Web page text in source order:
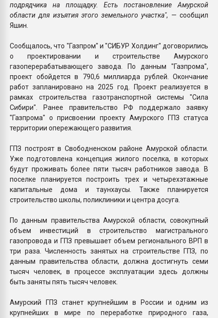
подрядчика на площадку. Есть постановление Амурской
области для изъятия этого земельного участка", — сообщил
Яшин.
Сообщалось, что "Газпром" и "СИБУР Холдинг" договорились
о проектировании и строительстве Амурского
газоперерабатывающего завода. По данным "Газпрома",
проект обойдется в 790,6 миллиарда рублей. Окончание
работ запланировано на 2025 год. Проект реализуется в
рамках строительства газотранспортной системы "Сила
Сибири". Ранее правительство РФ поддержало заявку
"Газпрома" о присвоении проекту Амурского ГПЗ статуса
территории опережающего развития.
ГПЗ построят в Свободненском районе Амурской области.
Уже подготовлена концепция жилого поселка, в которых
будут проживать более пяти тысяч работников завода. В
поселке планируется построить трех и четырехэтажные
капитальные дома и таунхаусы. Также планируется
строительство школы, поликлиники и центра досуга.
По данным правительства Амурской области, совокупный
объем инвестиций в строительство магистрального
газопровода и ГПЗ превышает объем регионального ВРП в
три раза. Численность занятых на строительстве ГПЗ, по
данным правительства области, должна достигнуть семи
тысяч человек, в процессе эксплуатации здесь должны
быть заняты пять тысяч человек.
Амурский ГПЗ станет крупнейшим в России и одним из
крупнейших в мире по переработке природного газа,